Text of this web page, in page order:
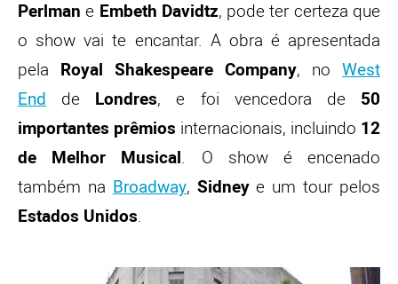
Perlman e Embeth Davidtz, pode ter certeza que
o show vai te encantar. A obra é apresentada
pela Royal Shakespeare Company, no West
End
de Londres, e foi vencedora de 50
importantes prêmios internacionais, incluindo 12
de Melhor Musical . O show é encenado
também na Broadway, Sidneye um tour pelos
Estados Unidos.